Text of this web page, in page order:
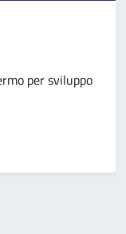
grazie ai